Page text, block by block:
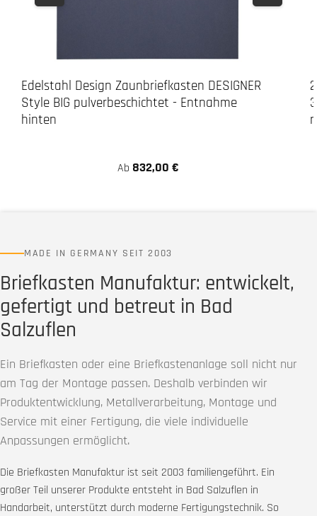
Edelstahl Design Zaunbriefkasten DESIGNER
Style BIG pulverbeschichtet - Entnahme
hinten
Ab 832,00 €
MADE IN GERMANY SEIT 2003
Briefkasten Manufaktur: entwickelt,
gefertigt und betreut in Bad
Salzuflen
Ein Briefkasten oder eine Briefkastenanlage soll nicht nur
am Tag der Montage passen. Deshalb verbinden wir
Produktentwicklung, Metallverarbeitung, Montage und
Service mit einer Fertigung, die viele individuelle
Anpassungen ermöglicht.
Die Briefkasten Manufaktur ist seit 2003 familiengeführt. Ein
großer Teil unserer Produkte entsteht in Bad Salzuflen in
Handarbeit, unterstützt durch moderne Fertigungstechnik. So